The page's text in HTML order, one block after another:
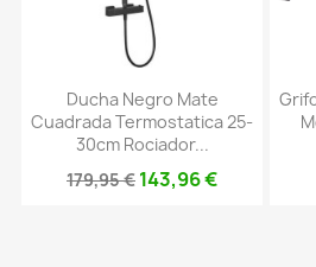
Ducha Negro Mate
Cuadrada Termostatica 25-
30cm Rociador...
179,95 € 143,96 €